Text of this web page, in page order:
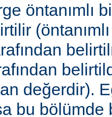
öntanımlı
değerdir).
bu bölümde